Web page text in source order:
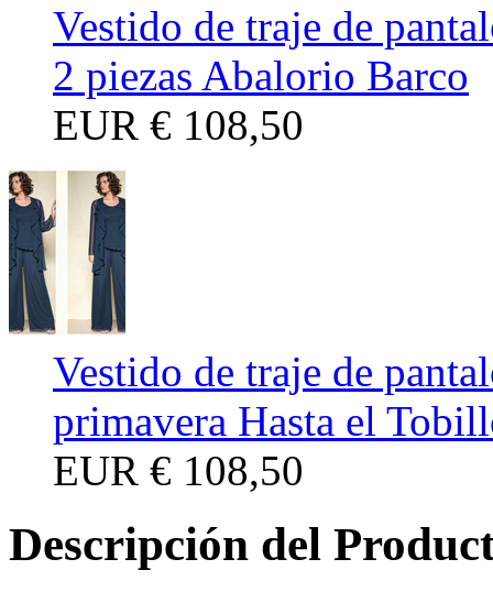
Vestido de traje de
2 piezas Abalorio Barco
EUR € 108,50
Vestido de traje de
primavera Hasta el
EUR € 108,50
Descripción del